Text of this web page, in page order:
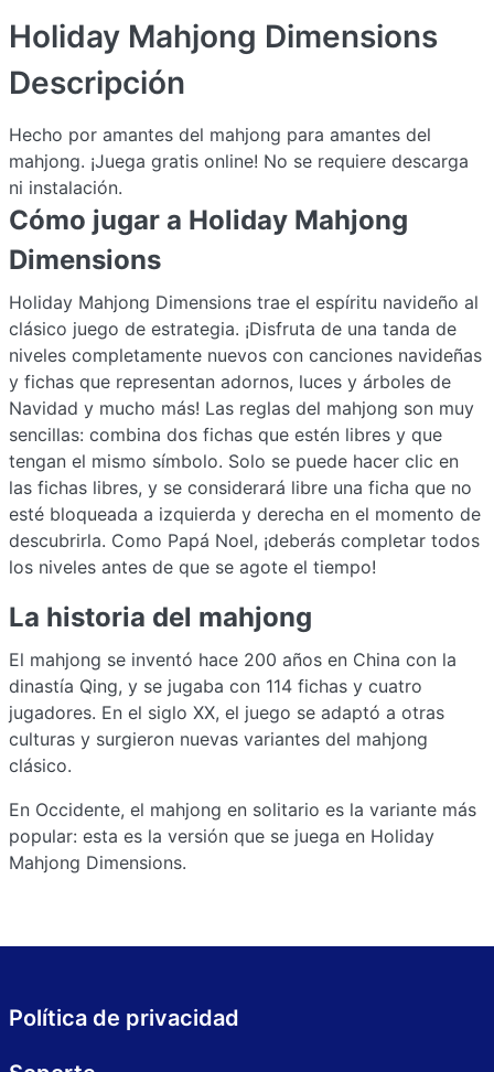
Holiday Mahjong Dimensions
Descripción
Hecho por amantes del mahjong para amantes del
mahjong. ¡Juega gratis online! No se requiere descarga
ni instalación.
Cómo jugar a Holiday Mahjong
Dimensions
Holiday Mahjong Dimensions trae el espíritu navideño al
clásico juego de estrategia. ¡Disfruta de una tanda de
niveles completamente nuevos con canciones navideñas
y fichas que representan adornos, luces y árboles de
Navidad y mucho más! Las reglas del mahjong son muy
sencillas: combina dos fichas que estén libres y que
tengan el mismo símbolo. Solo se puede hacer clic en
las fichas libres, y se considerará libre una ficha que no
esté bloqueada a izquierda y derecha en el momento de
descubrirla. Como Papá Noel, ¡deberás completar todos
los niveles antes de que se agote el tiempo!
La historia del mahjong
El mahjong se inventó hace 200 años en China con la
dinastía Qing, y se jugaba con 114 fichas y cuatro
jugadores. En el siglo XX, el juego se adaptó a otras
culturas y surgieron nuevas variantes del mahjong
clásico.
En Occidente, el mahjong en solitario es la variante más
popular: esta es la versión que se juega en Holiday
Mahjong Dimensions.
Política de privacidad